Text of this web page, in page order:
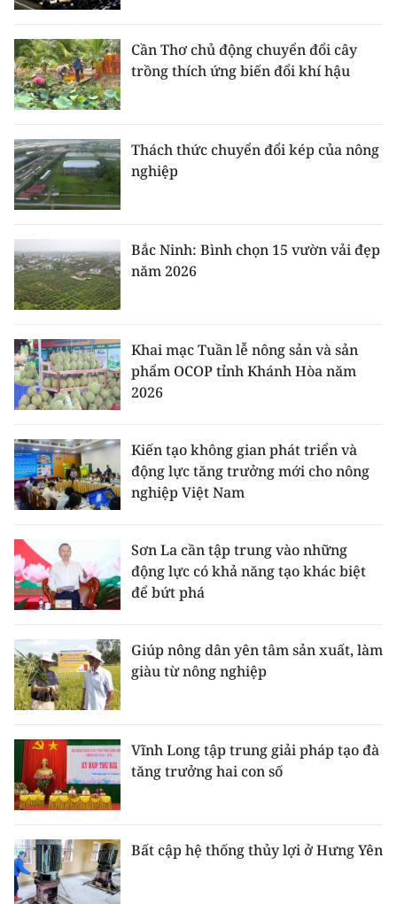
TIN ĐỊA PHƯƠNG
Trung du và miền núi phía Bắc
Đồng bằng sông Hồng
Bắc Trung Bộ
Nguyên
Đông Nam Bộ
Đồng bằng sông Cửu Long
Chuyên trang Hà Nội
Chuyên trang TP. Hồ Chí Minh
CHUYÊN ĐỀ
CÁC CHUYÊN TRANG
VỀ BÁO NHÂN DÂN
THỜI NAY
NHÂN DÂN HẰNG THÁNG
MUA BÁO
ĐỌC BÁO IN
ENGLISH
中文
FRANÇAIS
Cần Thơ chủ động chuyển đổi cây
trồng thích ứng biến đổi khí hậu
Thách thức chuyển đổi kép của nông
nghiệp
Bắc Ninh: Bình chọn 15 vườn vải đẹp
năm 2026
Khai mạc Tuần lễ nông sản và sản
phẩm OCOP tỉnh Khánh Hòa năm
2026
Kiến tạo không gian phát triển và
động lực tăng trưởng mới cho nông
nghiệp Việt Nam
Sơn La cần tập trung vào những
động lực có khả năng tạo khác biệt
để bứt phá
Giúp nông dân yên tâm sản xuất, làm
giàu từ nông nghiệp
Vĩnh Long tập trung giải pháp tạo đà
tăng trưởng hai con số
Bất cập hệ thống thủy lợi ở Hưng Yên